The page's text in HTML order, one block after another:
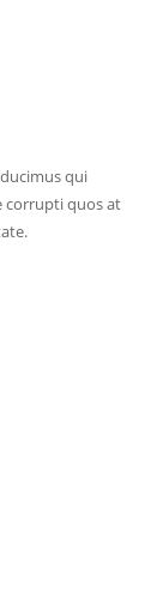
qui
corrupti quos at